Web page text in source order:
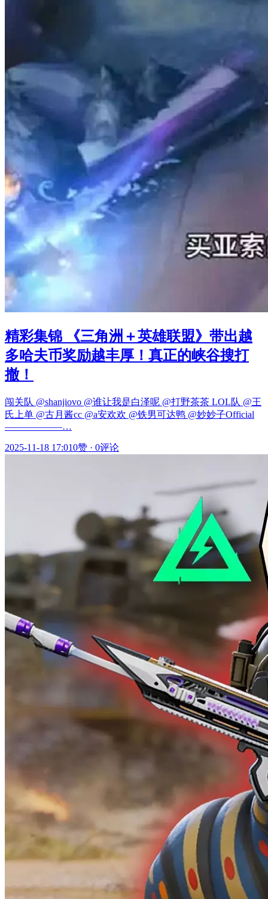
精彩集锦 《三角洲＋英雄联盟》带出越
多哈夫币奖励越丰厚！真正的峡谷搜打
撤！
闯关队 @shanjiovo @谁让我是白泽呢 @打野茶茶 LOL队 @王
氏上单 @古月酱cc @a安欢欢 @铁男可达鸭 @妙妙子Official
——————…
2025-11-18 17:010赞 · 0评论